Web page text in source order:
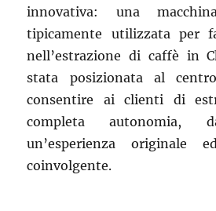
innovativa: una
tipicamente utilizzata per
nell’estrazione di caffè in
stata posizionata al
consentire ai clienti di
completa
un’esperienza originale
coinvolgente.